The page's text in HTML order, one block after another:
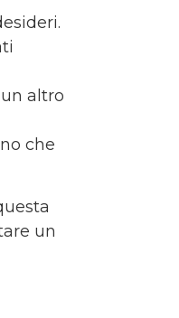
altro
che
un